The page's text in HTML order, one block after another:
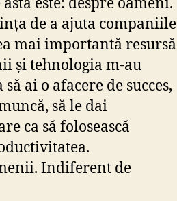
de a ajuta companiile
mai importantă resursă
și tehnologia m-au
ai o afacere de succes,
să le dai
ca să folosească
Indiferent de